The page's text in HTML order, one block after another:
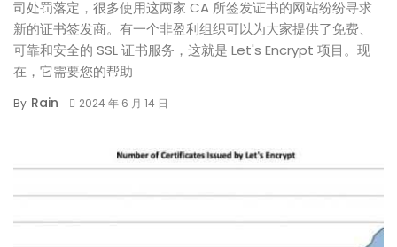
司处罚落定，很多使用这两家 CA 所签发证书的网站纷纷寻求
新的证书签发商。有一个非盈利组织可以为大家提供了免费、
可靠和安全的 SSL 证书服务，这就是 Let's Encrypt 项目。现
在，它需要您的帮助
By Rain 2024 年 6 月 14 日